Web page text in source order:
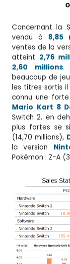
Concernant la
vendu à 8,85
ventes de la
atteint 2,76
2,60 millions.
beaucoup de
les titres sortis il
connu une
Mario Kart 8
Switch 2, en
plus fortes se
(14,70 millions),
la version
Pokémon : Z-A